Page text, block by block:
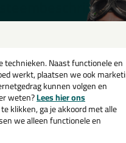
en halogeenspots
toegepast.
aan bepaalde
of inbouw spot een gat
plafond terug. FernoCover
brandwerendheid te
ruimte met een sterk
vuur niet meer doorslaan
isolatie die de kans
technieken. Naast functionele en
werkt, plaatsen we ook
kunnen volgen en
weten?Lees hier ons
klikken, ga je akkoord met alle
we alleen functionele en